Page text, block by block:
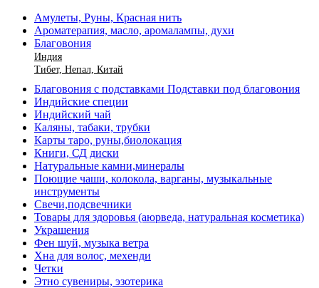
Амулеты, Руны, Красная нить
Ароматерапия, масло, аромалампы, духи
Благовония
Индия
Тибет, Непал, Китай
Благовония с подставками Подставки под благовония
Индийские специи
Индийский чай
Каляны, табаки, трубки
Карты таро, руны,биолокация
Книги, СД диски
Натуральные камни,минералы
Поющие чаши, колокола, варганы, музыкальные
инструменты
Свечи,подсвечники
Товары для здоровья (аюрведа, натуральная косметика)
Украшения
Фен шуй, музыка ветра
Хна для волос, мехенди
Четки
Этно сувениры, эзотерика